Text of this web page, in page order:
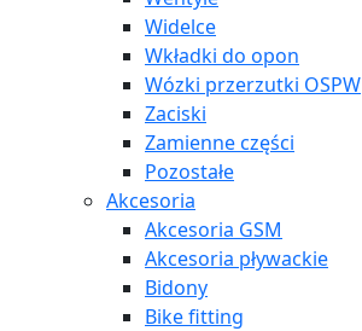
Widelce
Wkładki do opon
Wózki przerzutki OSPW
Zaciski
Zamienne części
Pozostałe
Akcesoria
Akcesoria GSM
Akcesoria pływackie
Bidony
Bike fitting